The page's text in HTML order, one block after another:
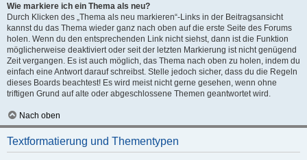
Wie markiere ich ein Thema als neu?
Durch Klicken des „Thema als neu markieren“-Links in der Beitragsansicht
kannst du das Thema wieder ganz nach oben auf die erste Seite des Forums
holen. Wenn du den entsprechenden Link nicht siehst, dann ist die Funktion
möglicherweise deaktiviert oder seit der letzten Markierung ist nicht genügend
Zeit vergangen. Es ist auch möglich, das Thema nach oben zu holen, indem du
einfach eine Antwort darauf schreibst. Stelle jedoch sicher, dass du die Regeln
dieses Boards beachtest! Es wird meist nicht gerne gesehen, wenn ohne
triftigen Grund auf alte oder abgeschlossene Themen geantwortet wird.
Nach oben
Textformatierung und Thementypen